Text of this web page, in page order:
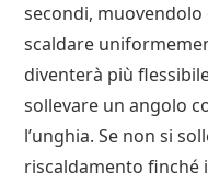
secondi,
scaldare
diventerà più
sollevare un angolo
l’unghia. Se non si
riscaldamento finché